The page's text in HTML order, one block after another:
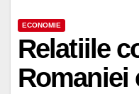
ECONOMIE
Relatiile
Romaniei